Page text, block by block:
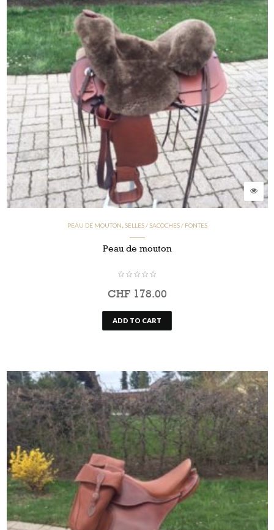
PEAU DE MOUTON,SELLES / SACOCHES / FONTES
Peau de mouton
CHF178.00
ADD TO CART